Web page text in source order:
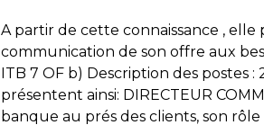
A partir de cette connaissance , elle
communication de son offre aux
ITB 7 OF b) Description des postes
présentent ainsi: DIRECTEUR
banque au prés des clients, son